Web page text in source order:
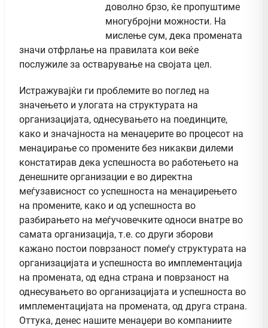
доволно брзо, ќе пропуштиме
многубројни можности. На
мислење сум, дека промената
значи отфрлање на правилата кои веќе
послужиле за остварување на својата цел.
Истражувајќи ги проблемите во поглед на
значењето и улогата на структурата на
организацијата, однесувањето на поединците,
како и значајноста на менаџерите во процесот на
менаџирање со промените без никакви дилеми
констатирав дека успешноста во работењето на
денешните организации е во директна
меѓузависност со успешноста на менаџирењето
на промените, како и од успешноста во
разбирањето на меѓучовечките односи внатре во
самата организација, т.е. со други зборови
кажано постои поврзаност помеѓу структурата на
организацијата и успешноста во имплементација
на промената, од една страна и поврзаност на
однесувањето во организацијата и успешноста во
имплементацијата на промената, од друга страна.
Оттука, денес нашите менаџери во компаниите